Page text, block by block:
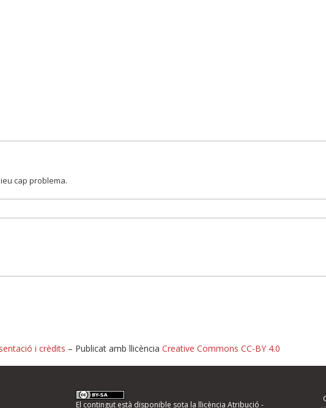
cap problema.
o informeu d'errors
i crèdits – Publicat amb llicència Creative Commons CC-BY 4.0
El contingut està disponible sota la llicència Atribució -